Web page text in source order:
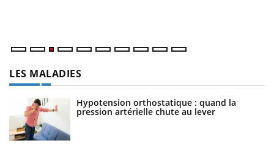
LES MALADIES
Hypotension orthostatique : quand la
pression artérielle chute au lever